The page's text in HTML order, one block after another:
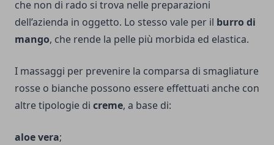
che non di rado si trova nelle preparazioni
dell’azienda in oggetto. Lo stesso vale per il burro di
mango, che rende la pelle più morbida ed elastica.
I massaggi per prevenire la comparsa di smagliature
rosse o bianche possono essere effettuati anche con
altre tipologie di creme, a base di:
aloe vera;